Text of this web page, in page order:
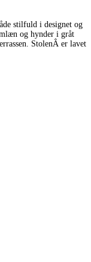
stilfuld i designet og
og hynder i gråt
StolenÂ er lavet